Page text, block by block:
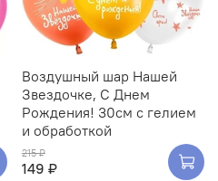
Воздушный шар Нашей
Звездочке, С Днем
Рождения! 30см с гелием
и обработкой
215 ₽
149 ₽